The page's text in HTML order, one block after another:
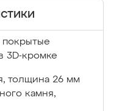
3D-кромке
толщина 26 мм
камня,